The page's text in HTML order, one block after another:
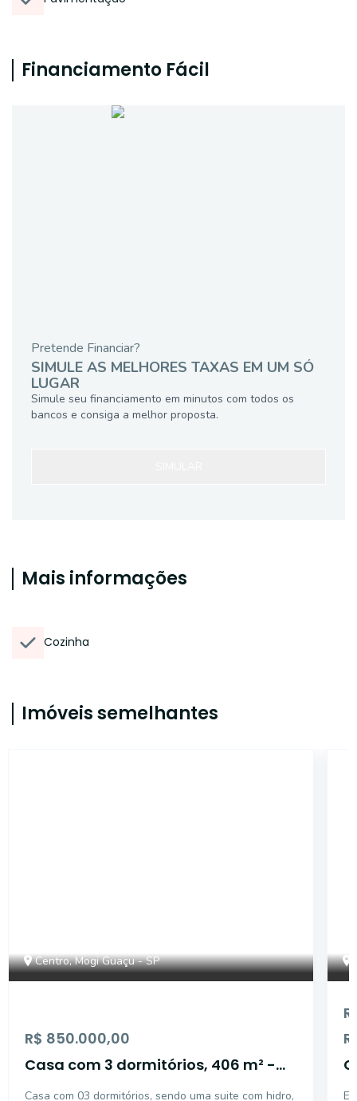
Financiamento Fácil
Pretende Financiar?
SIMULE AS MELHORES TAXAS EM UM SÓ
LUGAR
Simule seu financiamento em minutos com todos os
bancos e consiga a melhor proposta.
Mais informações
Cozinha
Imóveis semelhantes
Centro, Mogi Guaçu - SP
R$ 850.000,00
Casa com 3 dormitórios, 406 m² -
Casa com 03 dormitórios, sendo uma suite com hidro,